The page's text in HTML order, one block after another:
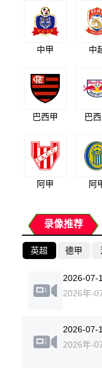
中甲 中
巴西甲 巴
阿甲 阿
录像推荐
英超 德甲
2026-07-
2026年-
2026-07-
2026年-